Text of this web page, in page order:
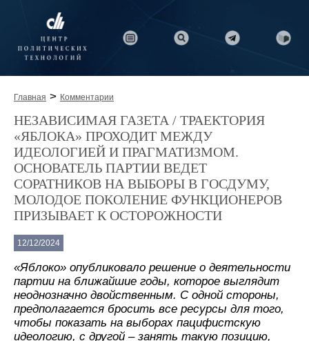
Главная > Комментарии
НЕЗАВИСИМАЯ ГАЗЕТА / ТРАЕКТОРИЯ
«ЯБЛОКА» ПРОХОДИТ МЕЖДУ
ИДЕОЛОГИЕЙ И ПРАГМАТИЗМОМ.
ОСНОВАТЕЛЬ ПАРТИИ ВЕДЕТ
СОРАТНИКОВ НА ВЫБОРЫ В ГОСДУМУ,
МОЛОДОЕ ПОКОЛЕНИЕ ФУНКЦИОНЕРОВ
ПРИЗЫВАЕТ К ОСТОРОЖНОСТИ
12/12/2024
«Яблоко» опубликовало решение о деятельности
партии на ближайшие годы, которое выглядит
неоднозначно двойственным. С одной стороны,
предполагается бросить все ресурсы для того,
чтобы показать на выборах пацифистскую
идеологию, с другой – занять такую позицию,